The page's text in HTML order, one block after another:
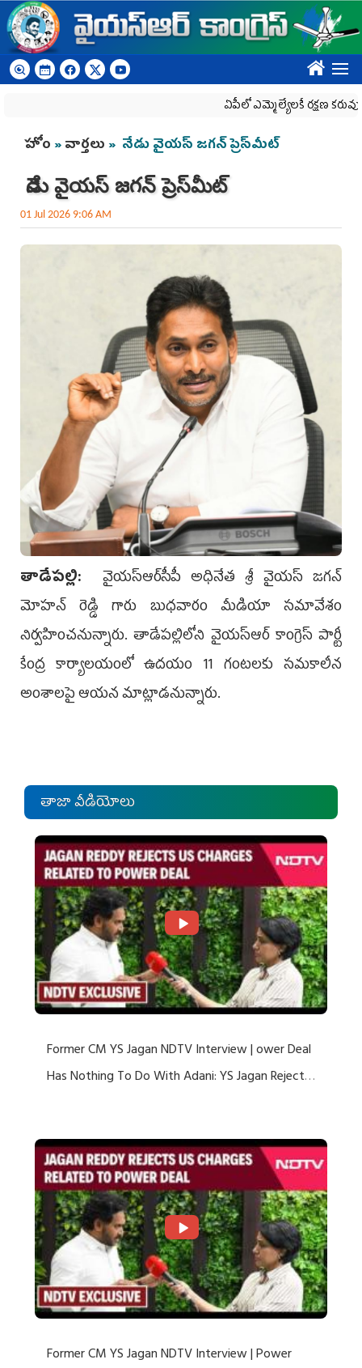
Skip to main content
????
ఏపీలో ఎమ్మెల్యేల‌కే ర‌క్ష‌ణ క‌రువు
You are here
హోం »వార్తలు » నేడు వైయ‌స్‌ జగన్‌ ప్రెస్‌మీట్
నేడు వైయ‌స్‌ జగన్‌ ప్రెస్‌మీట్
01 Jul 2026 9:06 AM
తాడేప‌ల్లి: వైయ‌స్ఆర్‌సీపీ అధినేత శ్రీ వైయ‌స్ జ‌గ‌న్
మోహ‌న్ రెడ్డి గారు బుధవారం మీడియా సమావేశం
నిర్వహించనున్నారు. తాడేపల్లిలోని వైయ‌స్ఆర్ కాంగ్రెస్ పార్టీ
కేంద్ర కార్యాలయంలో ఉదయం 11 గంటలకు సమకాలీన
అంశాలపై ఆయన మాట్లాడనున్నారు.
తాజా వీడియోలు
Former CM YS Jagan NDTV Interview | ower Deal
Has Nothing To Do With Adani: YS Jagan Rejects
Former CM YS Jagan NDTV Interview | Power